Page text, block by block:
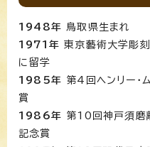
1948年 鳥取県生まれ
1971年東京藝術大学彫
に留学
1985年 第4回ヘンリー・
賞
1986年 第10回神戸須磨
記念賞